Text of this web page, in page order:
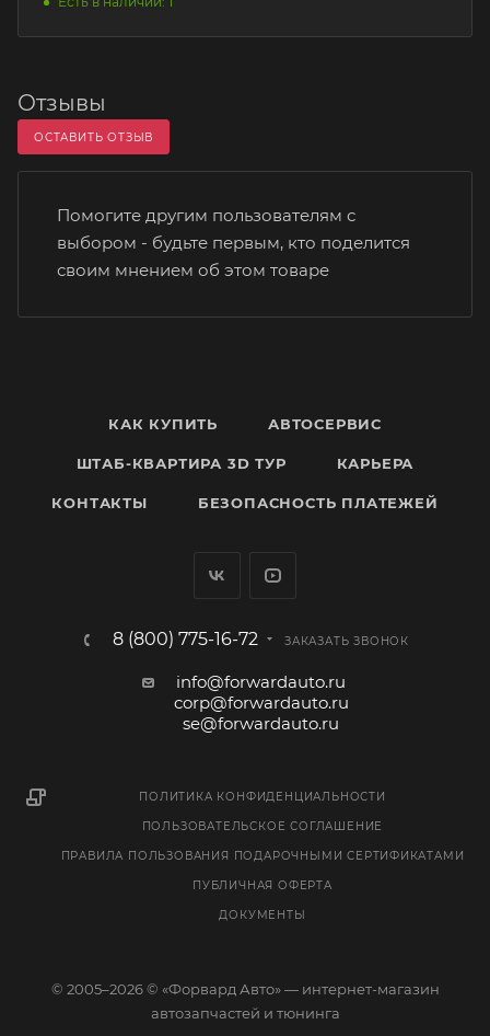
Отзывы
ОСТАВИТЬ ОТЗЫВ
Помогите другим пользователям с
выбором - будьте первым, кто поделится
своим мнением об этом товаре
КАК КУПИТЬ АВТОСЕРВИС
ШТАБ-КВАРТИРА 3D ТУР КАРЬЕРА
КОНТАКТЫ БЕЗОПАСНОСТЬ ПЛАТЕЖЕЙ
8 (800) 775-16-72 ЗАКАЗАТЬ ЗВОНОК
info@forwardauto.ru
corp@forwardauto.ru
se@forwardauto.ru
ПОЛИТИКА КОНФИДЕНЦИАЛЬНОСТИ
ПОЛЬЗОВАТЕЛЬСКОЕ СОГЛАШЕНИЕ
ПРАВИЛА ПОЛЬЗОВАНИЯ ПОДАРОЧНЫМИ СЕРТИФИКАТАМИ
ПУБЛИЧНАЯ ОФЕРТА
ДОКУМЕНТЫ
© 2005–2026 © «Форвард Авто» — интернет-магазин
автозапчастей и тюнинга